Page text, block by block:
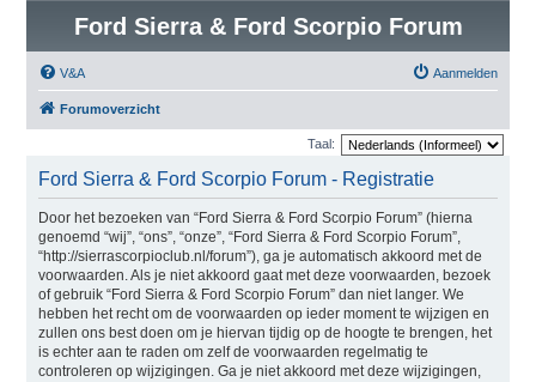
Ford Sierra & Ford Scorpio Forum
V&A Aanmelden
Forumoverzicht
Taal:
Ford Sierra & Ford Scorpio Forum - Registratie
Door het bezoeken van “Ford Sierra & Ford Scorpio Forum” (hierna
genoemd “wij”, “ons”, “onze”, “Ford Sierra & Ford Scorpio Forum”,
“http://sierrascorpioclub.nl/forum”), ga je automatisch akkoord met de
voorwaarden. Als je niet akkoord gaat met deze voorwaarden, bezoek
of gebruik “Ford Sierra & Ford Scorpio Forum” dan niet langer. We
hebben het recht om de voorwaarden op ieder moment te wijzigen en
zullen ons best doen om je hiervan tijdig op de hoogte te brengen, het
is echter aan te raden om zelf de voorwaarden regelmatig te
controleren op wijzigingen. Ga je niet akkoord met deze wijzigingen,